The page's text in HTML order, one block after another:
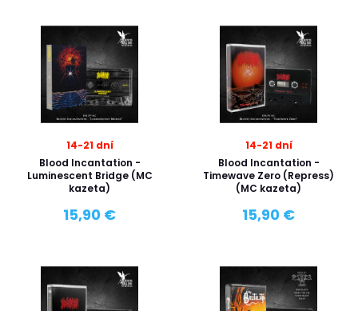
14-21 dní
Blood Incantation -
Luminescent Bridge (MC
kazeta)
15,90 €
14-21 dní
Blood Incantation -
Timewave Zero (Repress)
(MC kazeta)
15,90 €